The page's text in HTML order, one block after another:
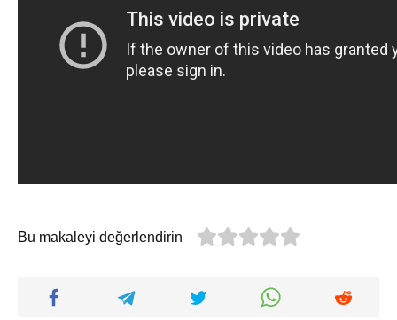
Bu makaleyi değerlendirin